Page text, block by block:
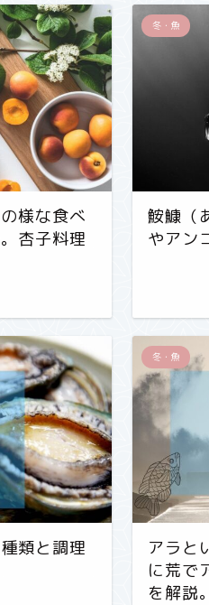
様な食べ
杏子料理
冬・魚
鮟鱇（
やアン
類と調理
冬・魚
アラと
に荒で
を解説。